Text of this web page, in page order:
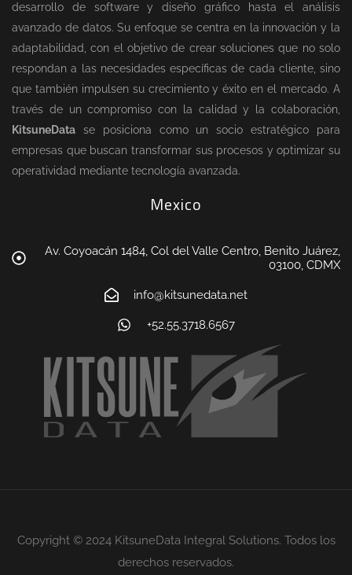
desarrollo de software y diseño gráfico hasta el análisis
avanzado de datos. Su enfoque se centra en la innovación y la
adaptabilidad, con el objetivo de crear soluciones que no solo
respondan a las necesidades específicas de cada cliente, sino
que también impulsen su crecimiento y éxito en el mercado. A
través de un compromiso con la calidad y la colaboración,
KitsuneData se posiciona como un socio estratégico para
empresas que buscan transformar sus procesos y optimizar su
operatividad mediante tecnología avanzada.
Mexico
Av. Coyoacán 1484, Col del Valle Centro, Benito Juárez,
03100, CDMX
info@kitsunedata.net
+52.55.3718.6567
Copyright © 2024 KitsuneData Integral Solutions. Todos los
derechos reservados.